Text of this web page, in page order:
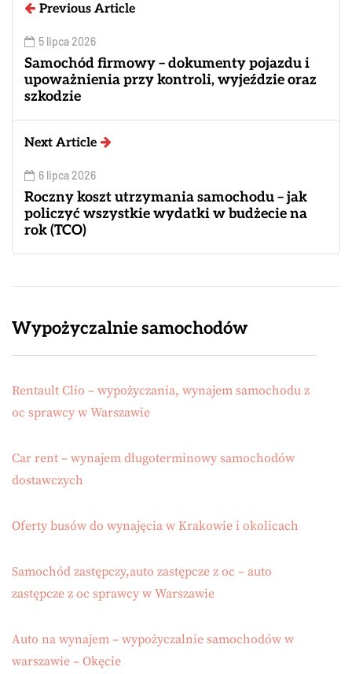
Previous Article
5 lipca 2026
Samochód firmowy – dokumenty pojazdu i
upoważnienia przy kontroli, wyjeździe oraz
szkodzie
Next Article
6 lipca 2026
Roczny koszt utrzymania samochodu – jak
policzyć wszystkie wydatki w budżecie na
rok (TCO)
Wypożyczalnie samochodów
Rentault Clio – wypożyczania, wynajem samochodu z
oc sprawcy w Warszawie
Car rent – wynajem długoterminowy samochodów
dostawczych
Oferty busów do wynajęcia w Krakowie i okolicach
Samochód zastępczy,auto zastępcze z oc – auto
zastępcze z oc sprawcy w Warszawie
Auto na wynajem – wypożyczalnie samochodów w
warszawie – Okęcie